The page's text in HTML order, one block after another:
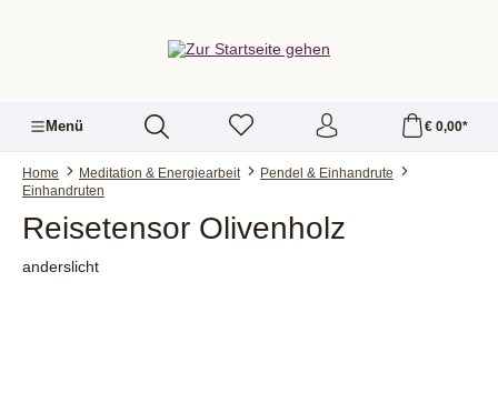
Menü € 0,00*
Home Meditation & Energiearbeit
Pendel & Einhandrute
Einhandruten
Reisetensor Olivenholz
anderslicht